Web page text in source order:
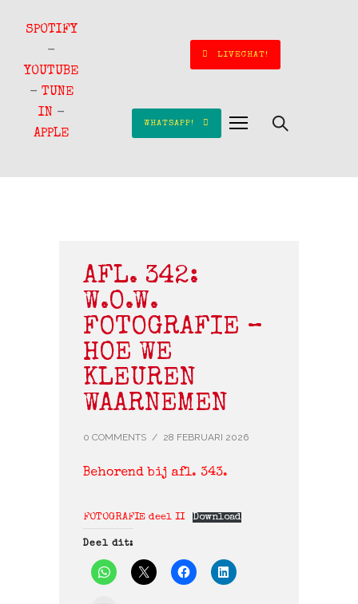
SPOTIFY
-
YOUTUBE
- TUNE
IN -
APPLE
LIVECHAT!
WHATSAPP!
AFL. 342:
W.O.W.
FOTOGRAFIE –
HOE WE
KLEUREN
WAARNEMEN
0 COMMENTS / 28 FEBRUARI 2026
Behorend bij afl. 343.
FOTOGRAFIE deel II Download
Deel dit: